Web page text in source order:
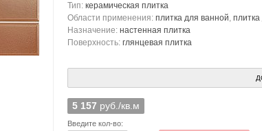
Тип: керамическая плитка
Области применения: плитка для ванной, плитка
Назначение: настенная плитка
Поверхность: глянцевая плитка
5 157 руб./кв.м
Введите кол-во: